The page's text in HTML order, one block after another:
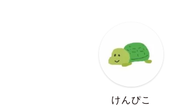
けんぴこ